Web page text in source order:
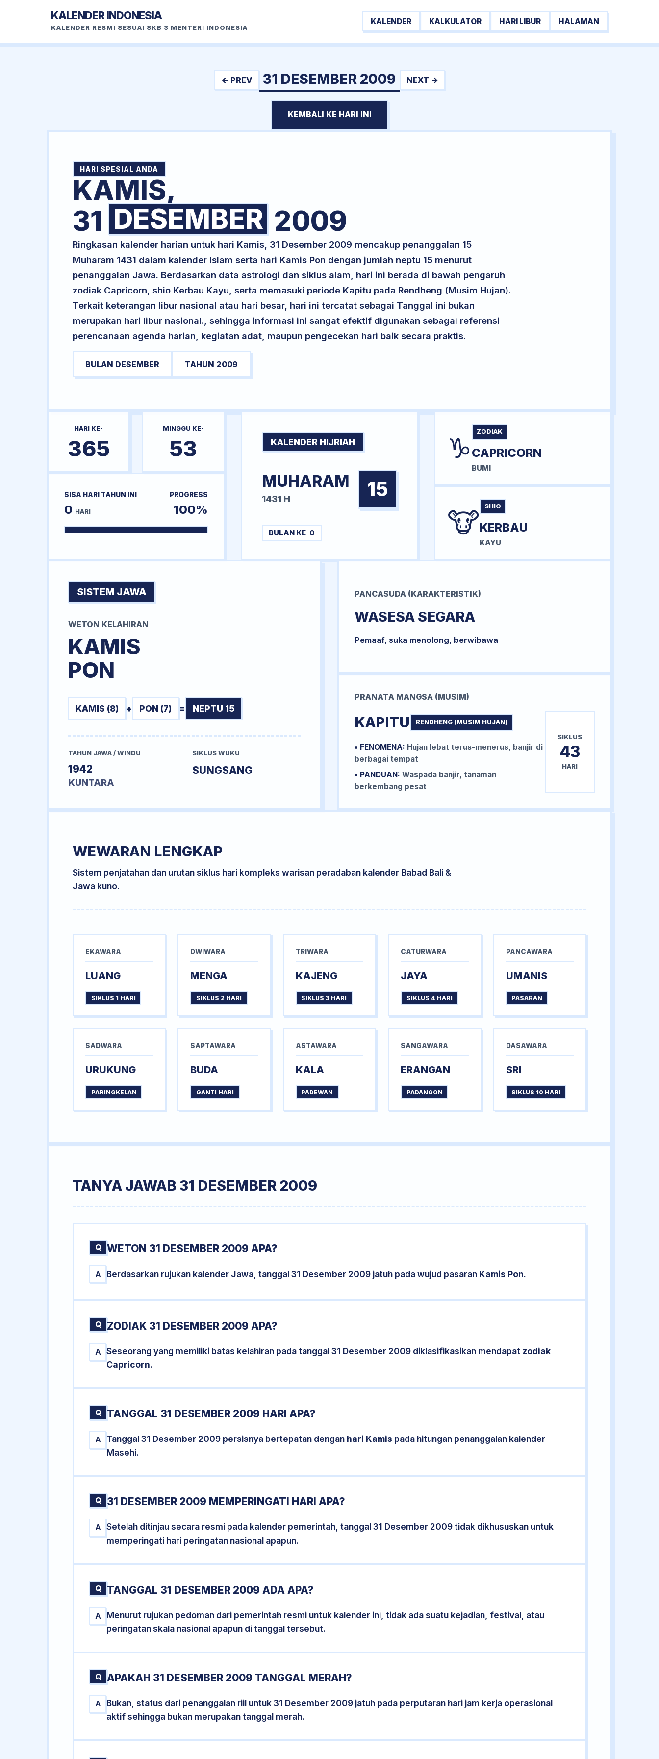
KALENDER INDONESIA
KALENDER RESMI SESUAI SKB 3 MENTERI INDONESIA
KALENDER KALKULATOR HARI LIBUR HALAMAN
← PREV 31 DESEMBER 2009 NEXT →
KEMBALI KE HARI INI
HARI SPESIAL ANDA
KAMIS,
31 DESEMBER 2009
Ringkasan kalender harian untuk hari Kamis, 31 Desember 2009 mencakup penanggalan 15
Muharam 1431 dalam kalender Islam serta hari Kamis Pon dengan jumlah neptu 15 menurut
penanggalan Jawa. Berdasarkan data astrologi dan siklus alam, hari ini berada di bawah pengaruh
zodiak Capricorn, shio Kerbau Kayu, serta memasuki periode Kapitu pada Rendheng (Musim Hujan).
Terkait keterangan libur nasional atau hari besar, hari ini tercatat sebagai Tanggal ini bukan
merupakan hari libur nasional., sehingga informasi ini sangat efektif digunakan sebagai referensi
perencanaan agenda harian, kegiatan adat, maupun pengecekan hari baik secara praktis.
BULAN DESEMBER TAHUN 2009
HARI KE-
365
MINGGU KE-
53
SISA HARI TAHUN INI
0 HARI
PROGRESS
100%
KALENDER HIJRIAH
MUHARAM
1431 H 15
BULAN KE-0
♑ ZODIAK
CAPRICORN
BUMI
🐮 SHIO
KERBAU
KAYU
SISTEM JAWA
WETON KELAHIRAN
KAMIS
PON
KAMIS (8) + PON (7) = NEPTU 15
TAHUN JAWA / WINDU
1942
KUNTARA
SIKLUS WUKU
SUNGSANG
PANCASUDA (KARAKTERISTIK)
WASESA SEGARA
Pemaaf, suka menolong, berwibawa
PRANATA MANGSA (MUSIM)
KAPITU RENDHENG (MUSIM HUJAN)
• FENOMENA: Hujan lebat terus-menerus, banjir di
berbagai tempat
• PANDUAN: Waspada banjir, tanaman
berkembang pesat
SIKLUS
43
HARI
WEWARAN LENGKAP
Sistem penjatahan dan urutan siklus hari kompleks warisan peradaban kalender Babad Bali &
Jawa kuno.
EKAWARA
LUANG
SIKLUS 1 HARI
DWIWARA
MENGA
SIKLUS 2 HARI
TRIWARA
KAJENG
SIKLUS 3 HARI
CATURWARA
JAYA
SIKLUS 4 HARI
PANCAWARA
UMANIS
PASARAN
SADWARA
URUKUNG
PARINGKELAN
SAPTAWARA
BUDA
GANTI HARI
ASTAWARA
KALA
PADEWAN
SANGAWARA
ERANGAN
PADANGON
DASAWARA
SRI
SIKLUS 10 HARI
TANYA JAWAB 31 DESEMBER 2009
Q WETON 31 DESEMBER 2009 APA?
A Berdasarkan rujukan kalender Jawa, tanggal 31 Desember 2009 jatuh pada wujud pasaran Kamis Pon.
Q ZODIAK 31 DESEMBER 2009 APA?
A Seseorang yang memiliki batas kelahiran pada tanggal 31 Desember 2009 diklasifikasikan mendapat zodiak
Capricorn.
Q TANGGAL 31 DESEMBER 2009 HARI APA?
A Tanggal 31 Desember 2009 persisnya bertepatan dengan hari Kamis pada hitungan penanggalan kalender
Masehi.
Q 31 DESEMBER 2009 MEMPERINGATI HARI APA?
A Setelah ditinjau secara resmi pada kalender pemerintah, tanggal 31 Desember 2009 tidak dikhususkan untuk
memperingati hari peringatan nasional apapun.
Q TANGGAL 31 DESEMBER 2009 ADA APA?
A
Menurut rujukan pedoman dari pemerintah resmi untuk kalender ini, tidak ada suatu kejadian, festival, atau
peringatan skala nasional apapun di tanggal tersebut.
Q APAKAH 31 DESEMBER 2009 TANGGAL MERAH?
A
Bukan, status dari penanggalan riil untuk 31 Desember 2009 jatuh pada perputaran hari jam kerja operasional
aktif sehingga bukan merupakan tanggal merah.